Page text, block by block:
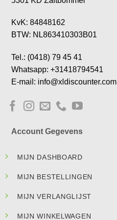
KvK: 84848162
BTW: NL863410303B01
Tel.: (0418) 79 45 41
Whatsapp: +31418794541
E-mail: info@xldiscounter.com
Account Gegevens
MIJN DASHBOARD
MIJN BESTELLINGEN
MIJN VERLANGLIJST
MIJN WINKELWAGEN